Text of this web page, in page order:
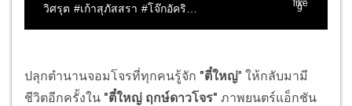
ปลุกตำนานจอมโจรที่ทุกคนรู้จัก "ตี๋ใหญ่" ให้กลับมามี
ชีวิตอีกครั้งใน "ตี๋ใหญ่ ฤกษ์ดาวโจร" ภาพยนตร์แอ็กชัน